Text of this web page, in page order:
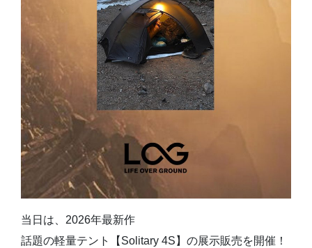
当日は、2026年最新作
話題の軽量テント【Solitary 4S】の展示販売を開催！